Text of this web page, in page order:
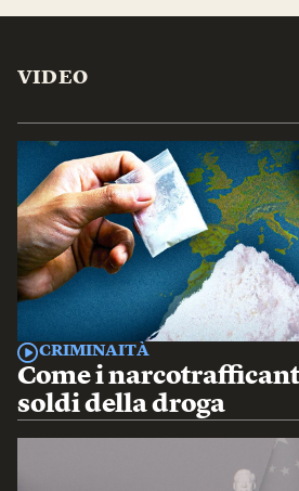
VIDEO
CRIMINAITÀ
Come i
soldi della droga